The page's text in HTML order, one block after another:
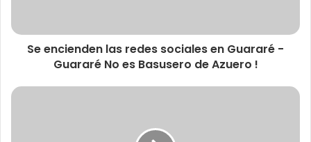
Se encienden las redes sociales en Guararé -
Guararé No es Basusero de Azuero !